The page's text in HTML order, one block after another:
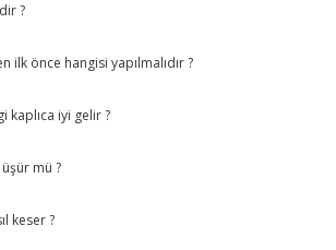
?
ilk önce hangisi yapılmalıdır ?
kaplıca iyi gelir ?
mü ?
keser ?